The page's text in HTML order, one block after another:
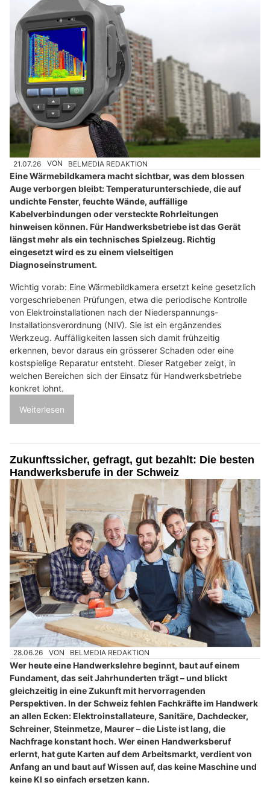
21.07.26 VON BELMEDIA REDAKTION
Eine Wärmebildkamera macht sichtbar, was dem blossen
Auge verborgen bleibt: Temperaturunterschiede, die auf
undichte Fenster, feuchte Wände, auffällige
Kabelverbindungen oder versteckte Rohrleitungen
hinweisen können. Für Handwerksbetriebe ist das Gerät
längst mehr als ein technisches Spielzeug. Richtig
eingesetzt wird es zu einem vielseitigen
Diagnoseinstrument.
Wichtig vorab: Eine Wärmebildkamera ersetzt keine gesetzlich
vorgeschriebenen Prüfungen, etwa die periodische Kontrolle
von Elektroinstallationen nach der Niederspannungs-
Installationsverordnung (NIV). Sie ist ein ergänzendes
Werkzeug. Auffälligkeiten lassen sich damit frühzeitig
erkennen, bevor daraus ein grösserer Schaden oder eine
kostspielige Reparatur entsteht. Dieser Ratgeber zeigt, in
welchen Bereichen sich der Einsatz für Handwerksbetriebe
konkret lohnt.
Weiterlesen
Zukunftssicher, gefragt, gut bezahlt: Die besten
Handwerksberufe in der Schweiz
28.06.26 VON BELMEDIA REDAKTION
Wer heute eine Handwerkslehre beginnt, baut auf einem
Fundament, das seit Jahrhunderten trägt – und blickt
gleichzeitig in eine Zukunft mit hervorragenden
Perspektiven. In der Schweiz fehlen Fachkräfte im Handwerk
an allen Ecken: Elektroinstallateure, Sanitäre, Dachdecker,
Schreiner, Steinmetze, Maurer – die Liste ist lang, die
Nachfrage konstant hoch. Wer einen Handwerksberuf
erlernt, hat gute Karten auf dem Arbeitsmarkt, verdient von
Anfang an und baut auf Wissen auf, das keine Maschine und
keine KI so einfach ersetzen kann.